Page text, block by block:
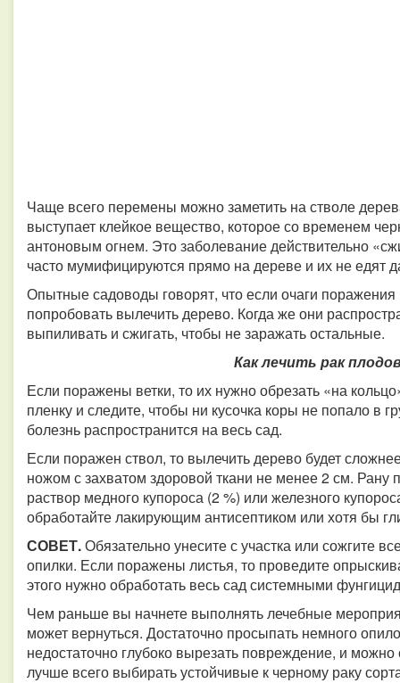
Чаще всего перемены можно заметить на стволе
выступает клейкое вещество, которое со временем
антоновым огнем. Это заболевание действительно
часто мумифицируются прямо на дереве и их не едят
Опытные садоводы говорят, что если очаги
попробовать вылечить дерево. Когда же они
выпиливать и сжигать, чтобы не заражать остальные.
Как лечить рак
Если поражены ветки, то их нужно обрезать «на
пленку и следите, чтобы ни кусочка коры не попало в
болезнь распространится на весь сад.
Если поражен ствол, то вылечить дерево будет
ножом с захватом здоровой ткани не менее 2 см. Рану
раствор медного купороса (2 %) или железного
обработайте лакирующим антисептиком или хотя бы
СОВЕТ.Обязательно унесите с участка или сожгите
опилки. Если поражены листья, то проведите
этого нужно обработать весь сад системными
Чем раньше вы начнете выполнять лечебные
может вернуться. Достаточно просыпать немного
недостаточно глубоко вырезать повреждение, и
лучше всего выбирать устойчивые к черному раку